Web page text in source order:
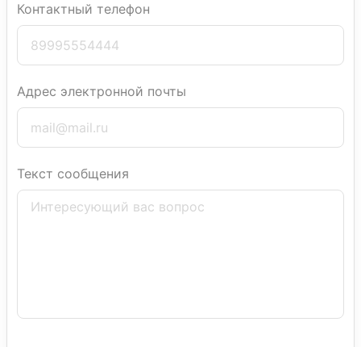
Контактный телефон
Адрес электронной почты
Текст сообщения